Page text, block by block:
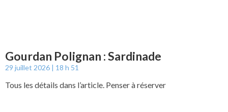
Gourdan Polignan : Sardinade
29 juillet 2026 18 h 51
Tous les détails dans l’article. Penser à réserver